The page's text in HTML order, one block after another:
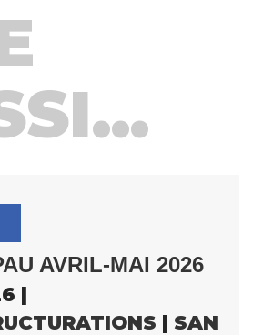
AVRIL-MAI 2026
|
| SANTÉ